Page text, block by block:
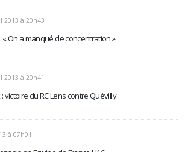
2013 à 20h43
« On a manqué de concentration »
2013 à 20h41
victoire du RC Lens contre Quévilly
à 07h01